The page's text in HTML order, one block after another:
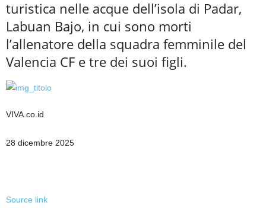
turistica nelle acque dell’isola di Padar,
Labuan Bajo, in cui sono morti
l’allenatore della squadra femminile del
Valencia CF e tre dei suoi figli.
VIVA.co.id
28 dicembre 2025
Source link